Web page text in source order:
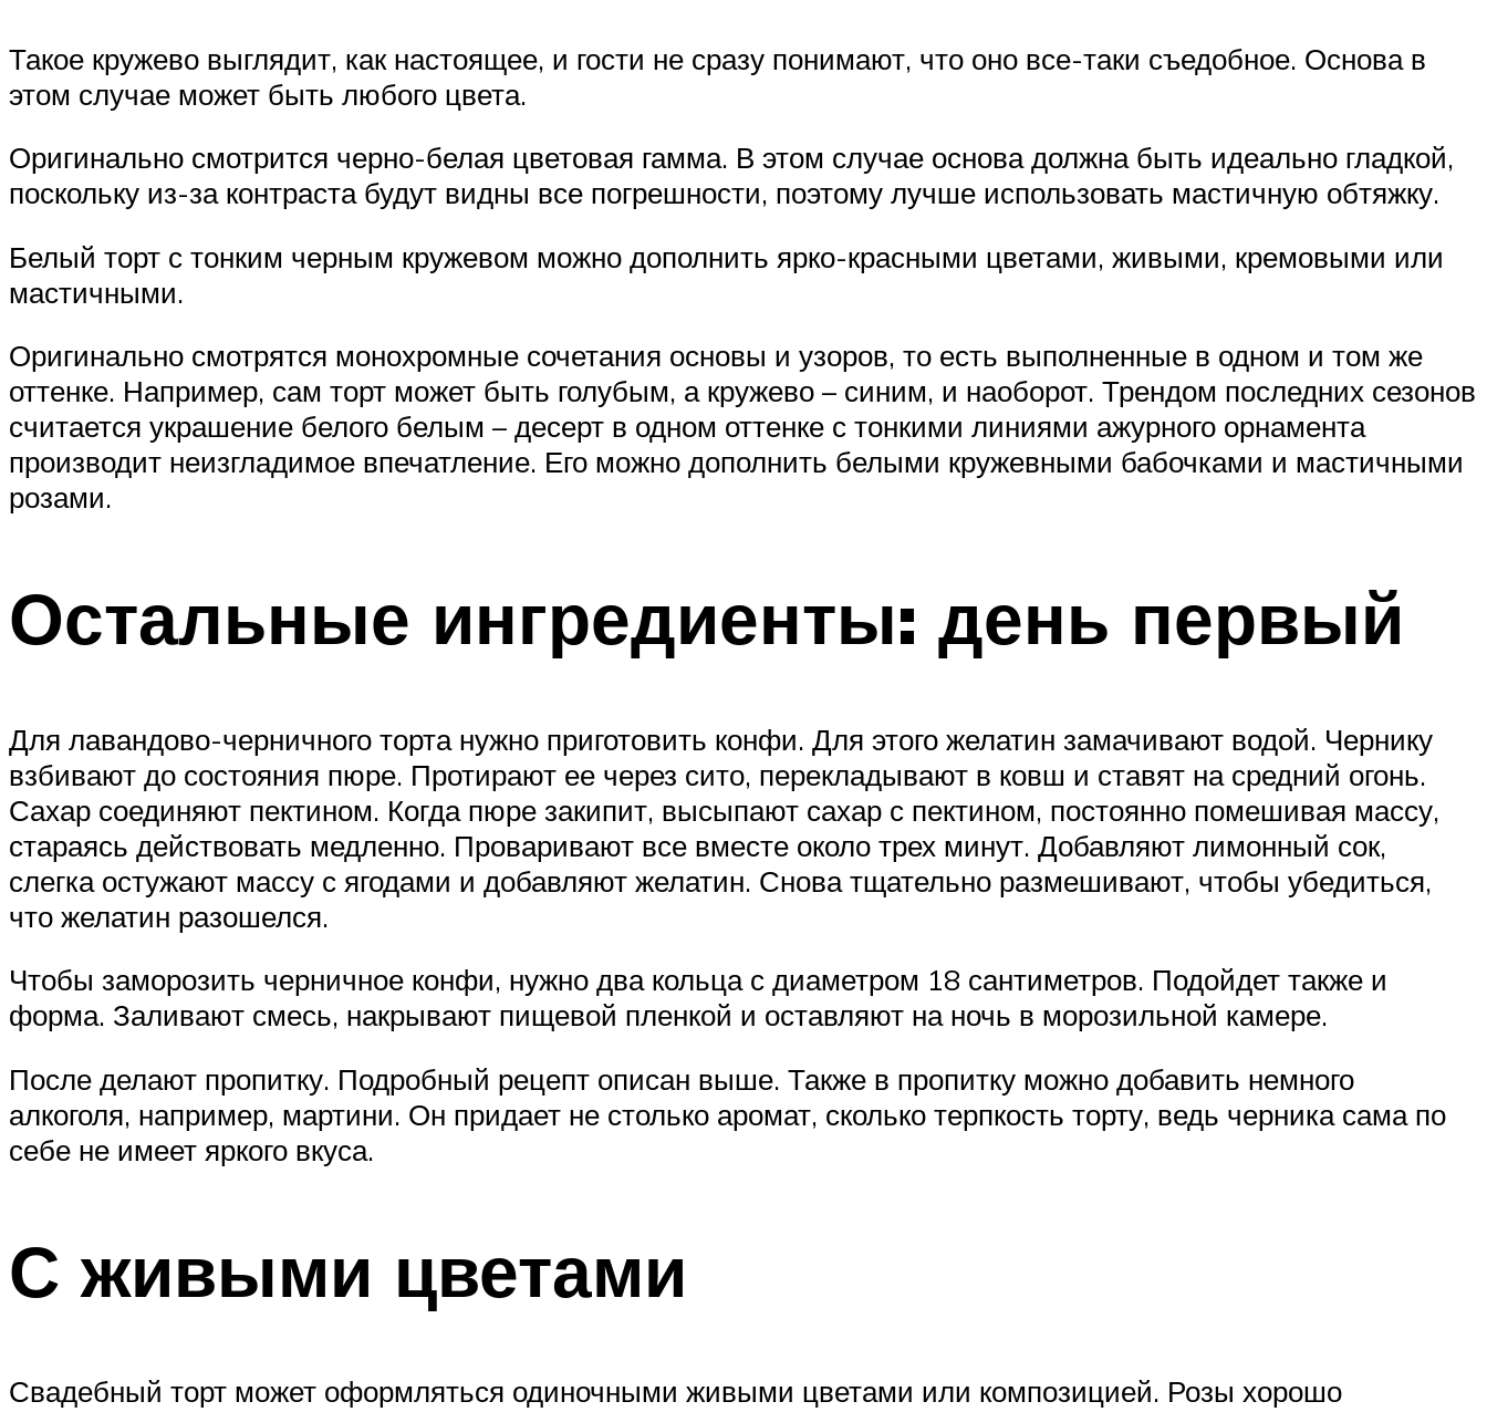
Такое кружево выглядит, как настоящее, и гости не сразу понимают, что оно все-таки съедобное. Основа в
этом случае может быть любого цвета.
Оригинально смотрится черно-белая цветовая гамма. В этом случае основа должна быть идеально гладкой,
поскольку из-за контраста будут видны все погрешности, поэтому лучше использовать мастичную обтяжку.
Белый торт с тонким черным кружевом можно дополнить ярко-красными цветами, живыми, кремовыми или
мастичными.
Оригинально смотрятся монохромные сочетания основы и узоров, то есть выполненные в одном и том же
оттенке. Например, сам торт может быть голубым, а кружево – синим, и наоборот. Трендом последних сезонов
считается украшение белого белым – десерт в одном оттенке с тонкими линиями ажурного орнамента
производит неизгладимое впечатление. Его можно дополнить белыми кружевными бабочками и мастичными
розами.
Остальные ингредиенты: день первый
Для лавандово-черничного торта нужно приготовить конфи. Для этого желатин замачивают водой. Чернику
взбивают до состояния пюре. Протирают ее через сито, перекладывают в ковш и ставят на средний огонь.
Сахар соединяют пектином. Когда пюре закипит, высыпают сахар с пектином, постоянно помешивая массу,
стараясь действовать медленно. Проваривают все вместе около трех минут. Добавляют лимонный сок,
слегка остужают массу с ягодами и добавляют желатин. Снова тщательно размешивают, чтобы убедиться,
что желатин разошелся.
Чтобы заморозить черничное конфи, нужно два кольца с диаметром 18 сантиметров. Подойдет также и
форма. Заливают смесь, накрывают пищевой пленкой и оставляют на ночь в морозильной камере.
После делают пропитку. Подробный рецепт описан выше. Также в пропитку можно добавить немного
алкоголя, например, мартини. Он придает не столько аромат, сколько терпкость торту, ведь черника сама по
себе не имеет яркого вкуса.
С живыми цветами
Свадебный торт может оформляться одиночными живыми цветами или композицией. Розы хорошо